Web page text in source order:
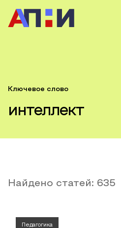
Ключевое слово
интеллект
Найдено статей: 635
Педагогика